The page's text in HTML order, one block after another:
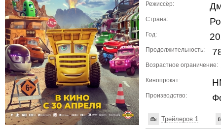
Режиссёр:
Страна:
Год:
Продолжительность:
Возрастное ограничение:
Кинопрокат:
Производство:
Трейлеров 1